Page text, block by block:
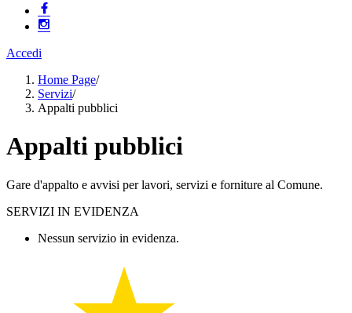
Accedi
Home Page/
Servizi/
Appalti pubblici
Appalti pubblici
Gare d'appalto e avvisi per lavori, servizi e forniture al Comune.
SERVIZI IN EVIDENZA
Nessun servizio in evidenza.